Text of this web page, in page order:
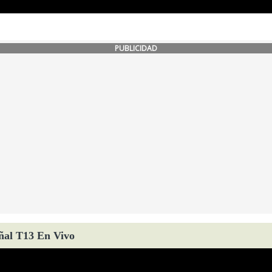
PUBLICIDAD
T13 En Vivo